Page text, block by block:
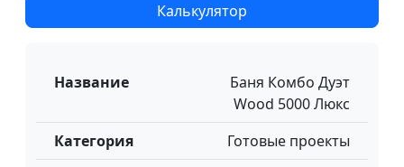
Калькулятор
Название
Баня Комбо Дуэт
Wood 5000 Люкс
Категория
Готовые проекты